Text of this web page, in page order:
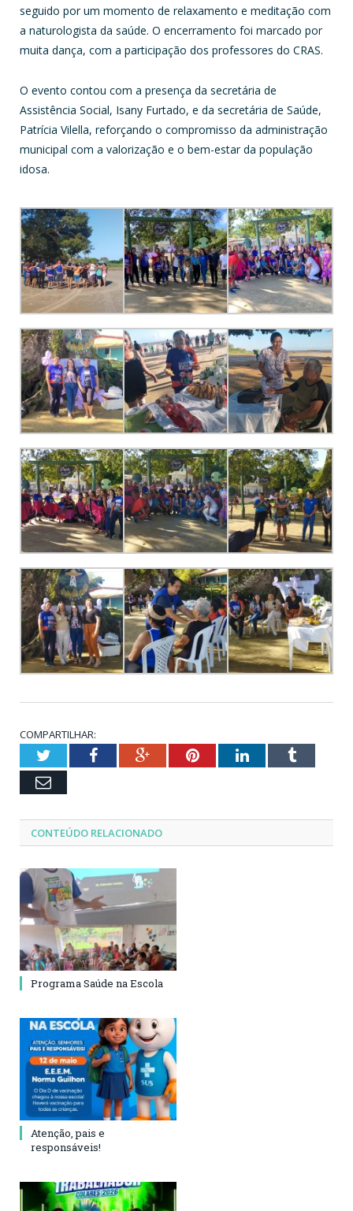
seguido por um momento de relaxamento e meditação com
a naturologista da saúde. O encerramento foi marcado por
muita dança, com a participação dos professores do CRAS.
O evento contou com a presença da secretária de
Assistência Social, Isany Furtado, e da secretária de Saúde,
Patrícia Vilella, reforçando o compromisso da administração
municipal com a valorização e o bem-estar da população
idosa.
COMPARTILHAR:
TwitterFacebookGoogle+PinterestLinkedInTumblr
Email
CONTEÚDO RELACIONADO
Programa Saúde na Escola
Atenção, pais e
responsáveis!